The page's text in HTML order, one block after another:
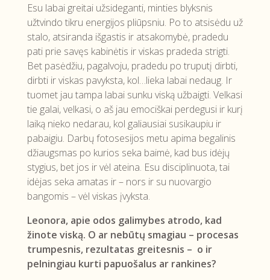
Esu labai greitai užsideganti, minties blyksnis
užtvindo tikru energijos pliūpsniu. Po to atsisėdu už
stalo, atsiranda išgastis ir atsakomybė, pradedu
pati prie savęs kabinėtis ir viskas pradeda strigti.
Bet pasėdžiu, pagalvoju, pradedu po truputį dirbti,
dirbti ir viskas pavyksta, kol…lieka labai nedaug. Ir
tuomet jau tampa labai sunku viską užbaigti. Velkasi
tie galai, velkasi, o aš jau emociškai perdegusi ir kurį
laiką nieko nedarau, kol galiausiai susikaupiu ir
pabaigiu. Darbų fotosesijos metu apima begalinis
džiaugsmas po kurios seka baimė, kad bus idėjų
stygius, bet jos ir vėl ateina. Esu disciplinuota, tai
idėjas seka amatas ir – nors ir su nuovargio
bangomis – vėl viskas įvyksta.
Leonora, apie odos galimybes atrodo, kad
žinote viską. O ar nebūtų smagiau – procesas
trumpesnis, rezultatas greitesnis – o ir
pelningiau kurti papuošalus ar rankines?